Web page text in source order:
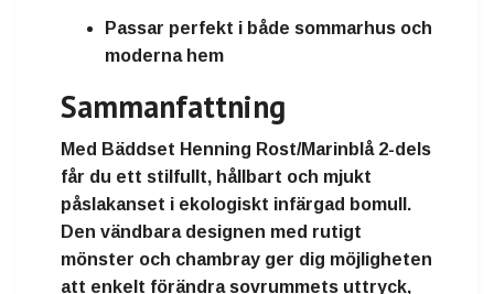
Passar perfekt i både sommarhus och
moderna hem
Sammanfattning
Med Bäddset Henning Rost/Marinblå 2-dels
får du ett stilfullt, hållbart och mjukt
påslakanset i ekologiskt infärgad bomull .
Den vändbara designen med rutigt
mönster och chambray ger dig möjligheten
att enkelt förändra sovrummets uttryck,